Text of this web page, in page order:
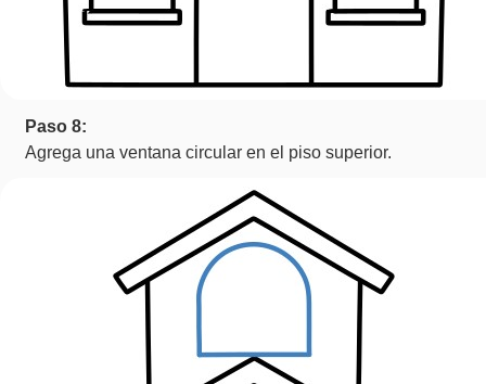
Paso 8:
Agrega una ventana circular en el piso superior.